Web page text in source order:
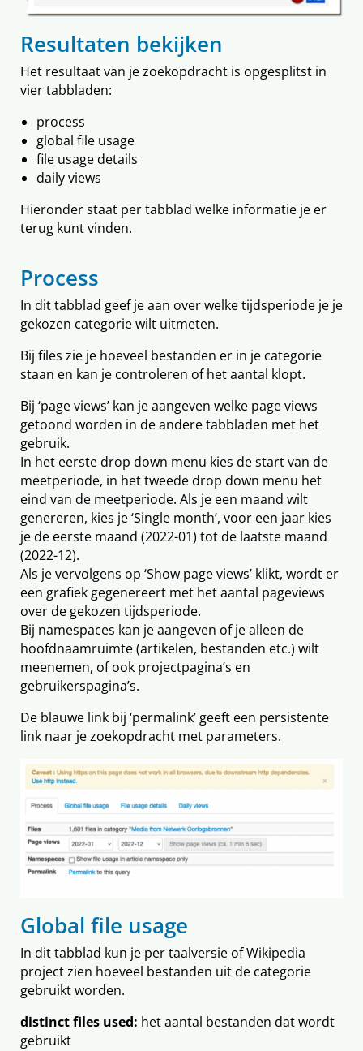
Resultaten bekijken
Het resultaat van je zoekopdracht is opgesplitst in
vier tabbladen:
process
global file usage
file usage details
daily views
Hieronder staat per tabblad welke informatie je er
terug kunt vinden.
Process
In dit tabblad geef je aan over welke tijdsperiode je je
gekozen categorie wilt uitmeten.
Bij files zie je hoeveel bestanden er in je categorie
staan en kan je controleren of het aantal klopt.
Bij ‘page views’ kan je aangeven welke page views
getoond worden in de andere tabbladen met het
gebruik.
In het eerste drop down menu kies de start van de
meetperiode, in het tweede drop down menu het
eind van de meetperiode. Als je een maand wilt
genereren, kies je ‘Single month’, voor een jaar kies
je de eerste maand (2022-01) tot de laatste maand
(2022-12).
Als je vervolgens op ‘Show page views’ klikt, wordt er
een grafiek gegenereert met het aantal pageviews
over de gekozen tijdsperiode.
Bij namespaces kan je aangeven of je alleen de
hoofdnaamruimte (artikelen, bestanden etc.) wilt
meenemen, of ook projectpagina’s en
gebruikerspagina’s.
De blauwe link bij ‘permalink’ geeft een persistente
link naar je zoekopdracht met parameters.
Global file usage
In dit tabblad kun je per taalversie of Wikipedia
project zien hoeveel bestanden uit de categorie
gebruikt worden.
distinct files used: het aantal bestanden dat wordt
gebruikt